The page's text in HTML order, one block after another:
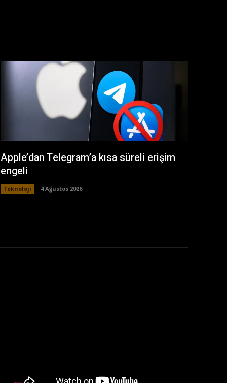
Apple’dan Telegram’a kısa süreli erişim
engeli
Teknoloji 4 Ağustos 2026